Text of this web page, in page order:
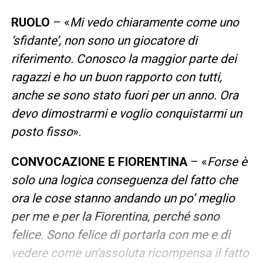
RUOLO – «Mi vedo chiaramente come uno
‘sfidante’, non sono un giocatore di
riferimento. Conosco la maggior parte dei
ragazzi e ho un buon rapporto con tutti,
anche se sono stato fuori per un anno. Ora
devo dimostrarmi e voglio conquistarmi un
posto fisso».
CONVOCAZIONE E FIORENTINA– «Forse è
solo una logica conseguenza del fatto che
ora le cose stanno andando un po’ meglio
per me e per la Fiorentina, perché sono
felice. Sono felice di portarla con me e di
vedere come un’assoluta ricompensa il fatto